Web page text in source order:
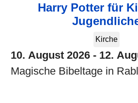
Harry Potter für
Kirche
10. August 2026 - 12.
Magische Bibeltage in